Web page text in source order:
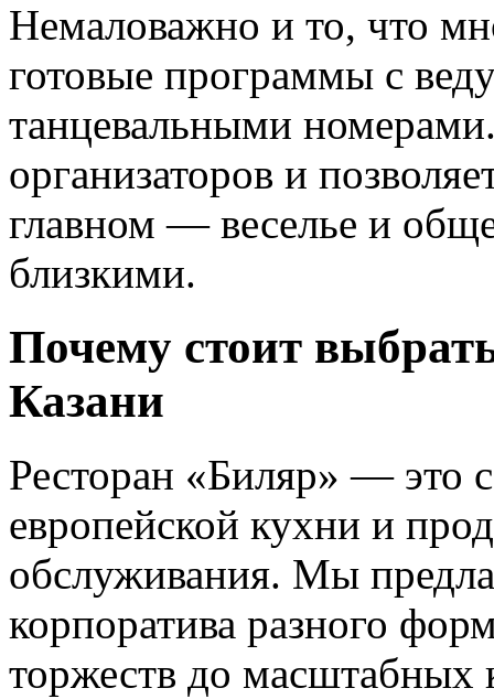
Немаловажно и то, что
готовые программы с
танцевальными
организаторов и
главном — веселье и
близкими.
Почему стоит
Казани
Ресторан «Биляр» — это
европейской кухни и
обслуживания. Мы
корпоратива разного
торжеств до масштабных